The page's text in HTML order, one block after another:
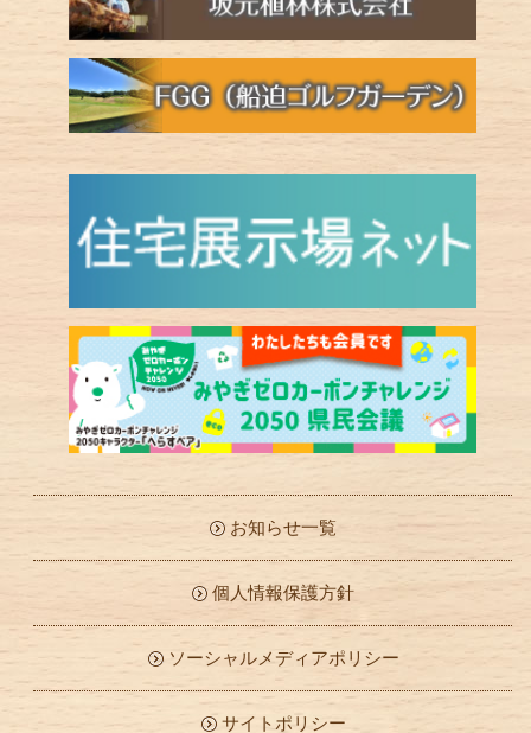
お知らせ一覧
個人情報保護方針
ソーシャルメディアポリシー
サイトポリシー